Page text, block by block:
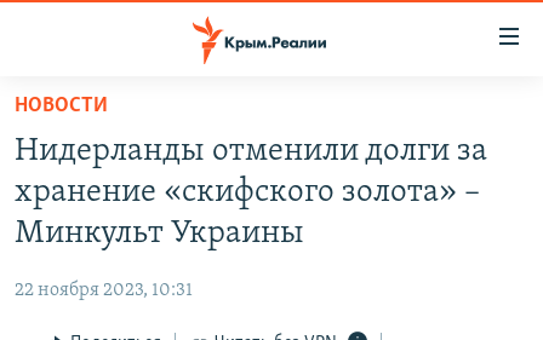
Вернуться
основному
содержанию
Вернутся
главной
навигации
СПЕЦПРОЕКТЫ
11 ЛЕТ ОККУПАЦИИ КРЫМА. 11 ИСТОРИЙ СОПРОТИВЛЕНИЯ
ВОДА
ЕЩЕ
НОВОСТИ
Нидерланды отменили долги за
хранение «скифского золота» –
Минкульт Украины
22 ноября 2023, 10:31